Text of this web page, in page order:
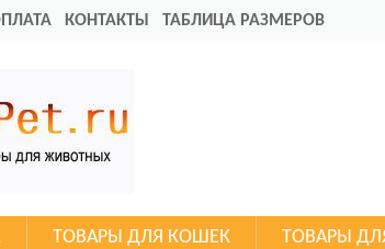
КОНТАКТЫ ТАБЛИЦА РАЗМЕРОВ
ТОВАРЫ ДЛЯ КОШЕК ТОВАРЫ